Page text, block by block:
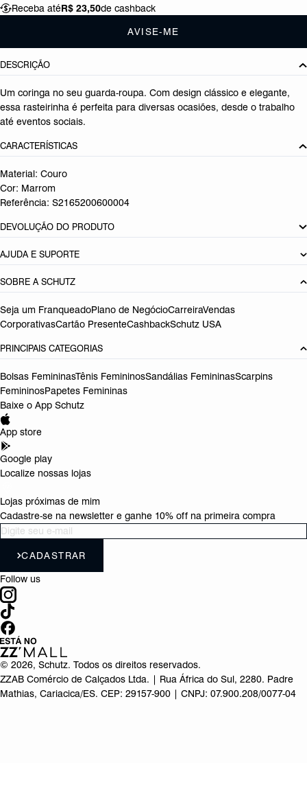
Receba atéR$ 23,50de cashback
AVISE-ME
DESCRIÇÃO
Um coringa no seu guarda-roupa. Com design clássico e elegante,
essa rasteirinha é perfeita para diversas ocasiões, desde o trabalho
até eventos sociais.
CARACTERÍSTICAS
Material: Couro
Cor: Marrom
Referência: S2165200600004
DEVOLUÇÃO DO PRODUTO
AJUDA E SUPORTE
SOBRE A SCHUTZ
Seja um FranqueadoPlano de NegócioCarreiraVendas
CorporativasCartão PresenteCashbackSchutz USA
PRINCIPAIS CATEGORIAS
Bolsas FemininasTênis FemininosSandálias FemininasScarpins
FemininosPapetes Femininas
Baixe o App Schutz
App store
Google play
Localize nossas lojas
Lojas próximas de mim
Cadastre-se na newsletter e ganhe 10% off na primeira compra
CADASTRAR
Follow us
© 2026, Schutz. Todos os direitos reservados.
ZZAB Comércio de Calçados Ltda. | Rua África do Sul, 2280. Padre
Mathias, Cariacica/ES. CEP: 29157-900 | CNPJ: 07.900.208/0077-04